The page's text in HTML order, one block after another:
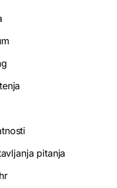
pitanja